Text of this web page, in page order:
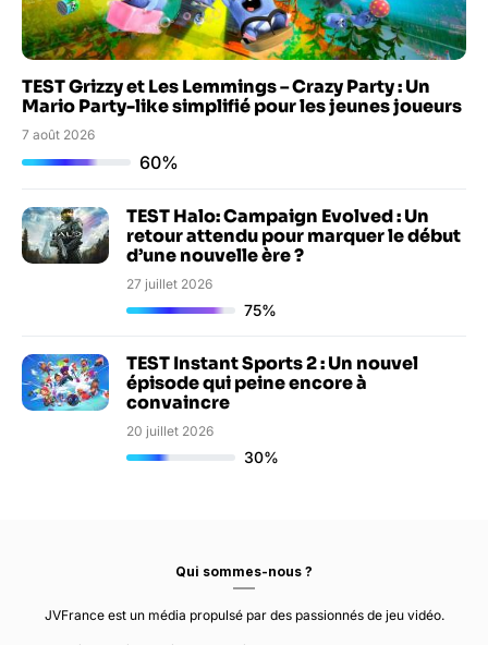
TEST Grizzy et Les Lemmings – Crazy Party : Un
Mario Party-like simplifié pour les jeunes joueurs
7 août 2026
60%
TEST Halo: Campaign Evolved : Un
retour attendu pour marquer le début
d’une nouvelle ère ?
27 juillet 2026
75%
TEST Instant Sports 2 : Un nouvel
épisode qui peine encore à
convaincre
20 juillet 2026
30%
Qui sommes-nous ?
JVFrance est un média propulsé par des passionnés de jeu vidéo.